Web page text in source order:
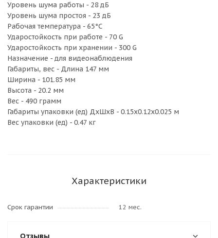
Уровень шума работы - 28 дБ
Уровень шума простоя - 23 дБ
Рабочая температура - 65°С
Ударостойкость при работе - 70 G
Ударостойкость при хранении - 300 G
Назначение - для видеонаблюдения
Габариты, вес - Длина 147 мм
Ширина - 101.85 мм
Высота - 20.2 мм
Вес - 490 грамм
Габариты упаковки (ед) ДхШхВ - 0.15x0.12x0.025 м
Вес упаковки (ед) - 0.47 кг
Характеристики
Срок гарантии 12 мес.
Отзывы